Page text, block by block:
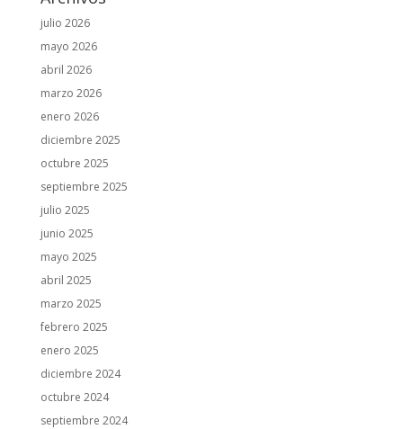
julio 2026
mayo 2026
abril 2026
marzo 2026
enero 2026
diciembre 2025
octubre 2025
septiembre 2025
julio 2025
junio 2025
mayo 2025
abril 2025
marzo 2025
febrero 2025
enero 2025
diciembre 2024
octubre 2024
septiembre 2024